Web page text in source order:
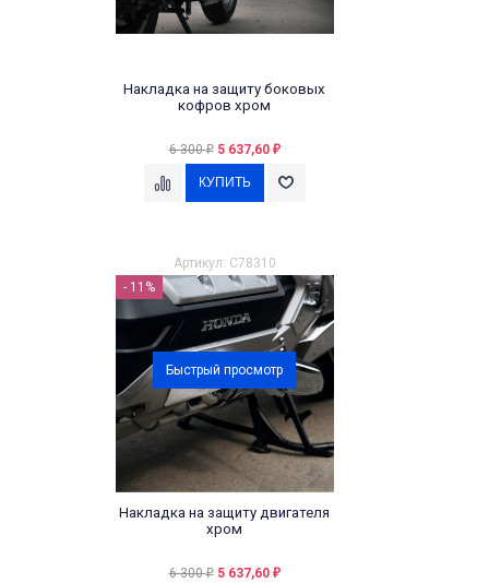
Накладка на защиту боковых
кофров хром
6 300₽ 5 637,60 ₽
Артикул: C78310
- 11%
Быстрый просмотр
Накладка на защиту двигателя
хром
6 300₽ 5 637,60 ₽